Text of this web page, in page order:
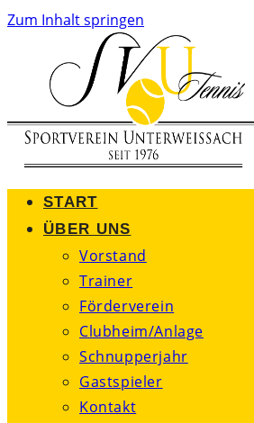
Zum Inhalt springen
START
ÜBER UNS
Vorstand
Trainer
Förderverein
Clubheim/Anlage
Schnupperjahr
Gastspieler
Kontakt